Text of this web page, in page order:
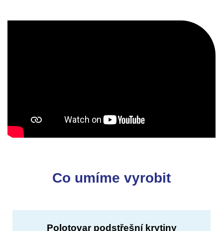
Co umíme vyrobit
Polotovar podstřešní krytiny